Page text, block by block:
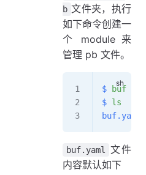
b 文件夹，执行
如下命令创建一
个 module 来
管理 pb 文件。
$ buf
$ ls
buf.yaml
buf.yaml 文件
内容默认如下